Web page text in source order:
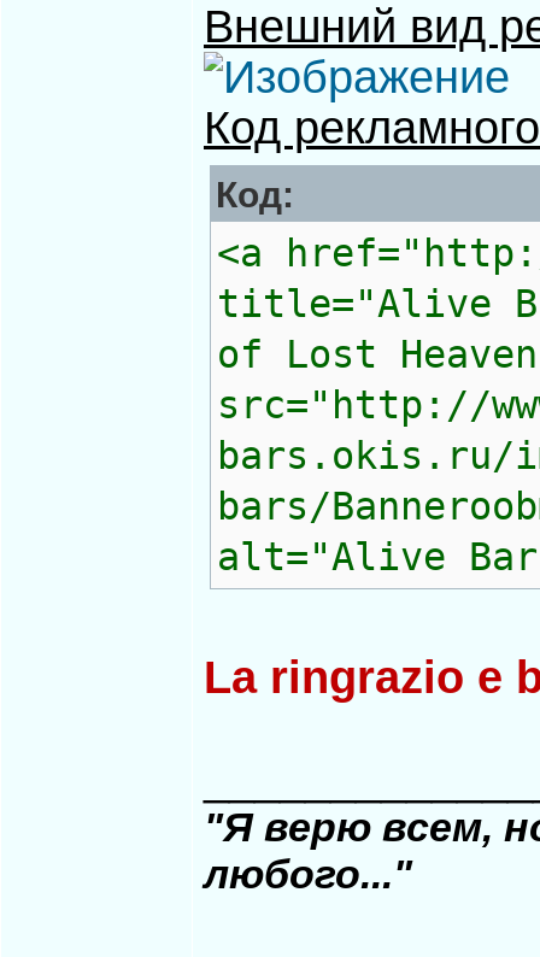
Внешний вид
Код
Код:
<a
title="Alive
of Lost
src="http://
bars.okis.ru/
bars/
alt="Alive
La ringrazio e
"Я верю всем,
любого..."